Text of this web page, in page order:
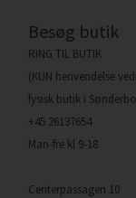
Besøg butik
RING TIL BUTIK
(KUN henvendelse
fysisk butik i
+45 26137654
Man-fre kl 9-18
Centerpassagen 10